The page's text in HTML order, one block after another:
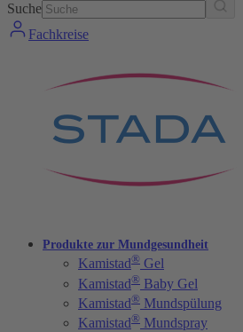
Suche
Fachkreise
Produkte zur Mundgesundheit
Kamistad® Gel
Kamistad® Baby Gel
Kamistad® Mundspülung
Kamistad® Mundspray